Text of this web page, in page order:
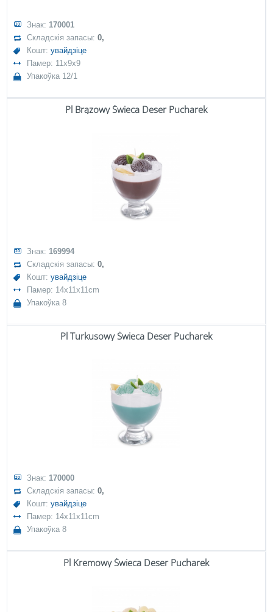
Знак: 170001
Складскія запасы:0,
Кошт:увайдзіце
Памер: 11x9x9
Упакоўка 12/1
Pl Brązowy Świeca Deser Pucharek
Знак: 169994
Складскія запасы:0,
Кошт:увайдзіце
Памер: 14x11x11cm
Упакоўка 8
Pl Turkusowy Świeca Deser Pucharek
Знак: 170000
Складскія запасы:0,
Кошт:увайдзіце
Памер: 14x11x11cm
Упакоўка 8
Pl Kremowy Świeca Deser Pucharek